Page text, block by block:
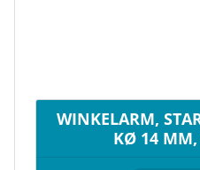
WINKELARM,
KØ 14